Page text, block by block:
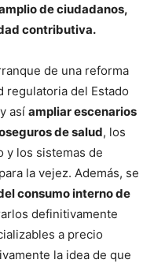
de ciudadanos,
contributiva.
de una reforma
regulatoria del Estado
así ampliar escenarios
de salud, los
y los sistemas de
la vejez. Además, se
consumo interno de
definitivamente
a precio
la idea de que